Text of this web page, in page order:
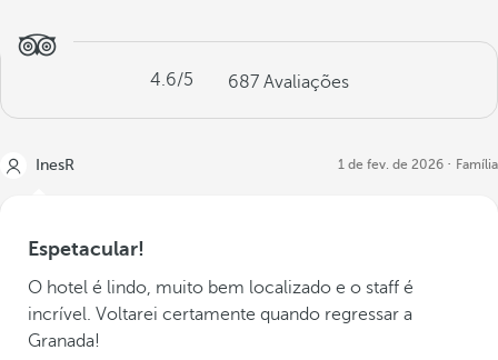
4.6/5 687 Avaliações
InesR 1 de fev. de 2026 Família
Espetacular!
O hotel é lindo, muito bem localizado e o staff é
incrível. Voltarei certamente quando regressar a
Granada!